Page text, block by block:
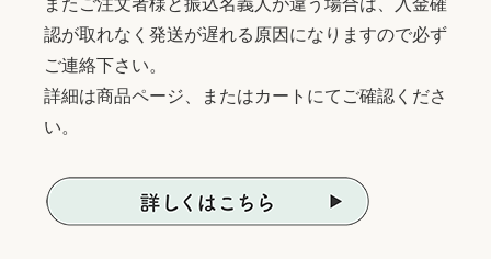
認が取れなく発送が遅れる原因になりますので必ず
ご連絡下さい。
詳細は商品ページ、またはカートにてご確認くださ
い。